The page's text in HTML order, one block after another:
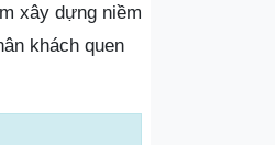
xây dựng niềm
khách quen